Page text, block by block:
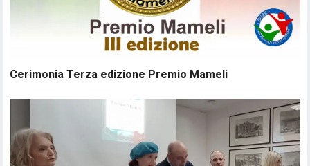
Cerimonia Terza edizione Premio Mameli